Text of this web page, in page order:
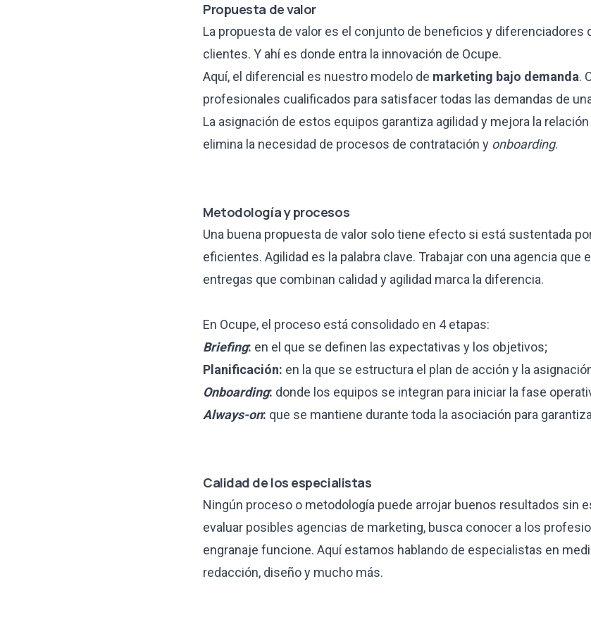
Propuesta de valor
La propuesta de valor es el conjunto de beneficios y diferenciadores
clientes. Y ahí es donde entra la innovación de Ocupe.
Aquí, el diferencial es nuestro modelo de marketing bajo demanda.
profesionales cualificados para satisfacer todas las demandas de
La asignación de estos equipos garantiza agilidad y mejora la
elimina la necesidad de procesos de contratación y onboarding.
Metodología y procesos
Una buena propuesta de valor solo tiene efecto si está sustentada
eficientes. Agilidad es la palabra clave. Trabajar con una agencia que
entregas que combinan calidad y agilidad marca la diferencia.
En Ocupe, el proceso está consolidado en 4 etapas:
Briefing: en el que se definen las expectativas y los objetivos;
Planificación: en la que se estructura el plan de acción y la
Onboarding: donde los equipos se integran para iniciar la fase
Always-on: que se mantiene durante toda la asociación para
Calidad de los especialistas
Ningún proceso o metodología puede arrojar buenos resultados sin
evaluar posibles agencias de marketing, busca conocer a los
engranaje funcione. Aquí estamos hablando de especialistas en
redacción, diseño y mucho más.